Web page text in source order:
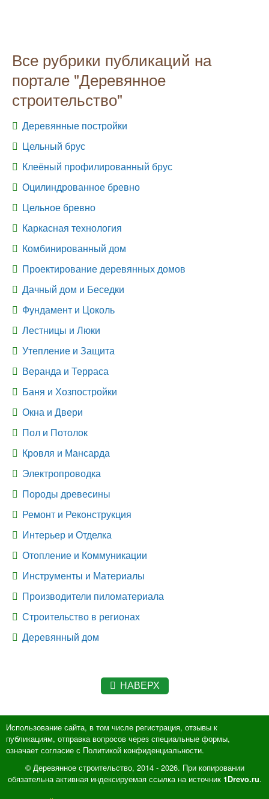
Все рубрики публикаций на
портале "Деревянное
строительство"
Деревянные постройки
Цельный брус
Клеёный профилированный брус
Оцилиндрованное бревно
Цельное бревно
Каркасная технология
Комбинированный дом
Проектирование деревянных домов
Дачный дом и Беседки
Фундамент и Цоколь
Лестницы и Люки
Утепление и Защита
Веранда и Терраса
Баня и Хозпостройки
Окна и Двери
Пол и Потолок
Кровля и Мансарда
Электропроводка
Породы древесины
Ремонт и Реконструкция
Интерьер и Отделка
Отопление и Коммуникации
Инструменты и Материалы
Производители пиломатериала
Строительство в регионах
Деревянный дом
НАВЕРХ
Использование сайта, в том числе регистрация, отзывы к
публикациям, отправка вопросов через специальные формы,
означает согласие с Политикой конфиденциальности.
© Деревянное строительство, 2014 - 2026. При копировании
обязательна активная индексируемая ссылка на источник 1Drevo.ru.